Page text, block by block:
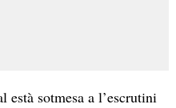
està sotmesa a l’escrutini